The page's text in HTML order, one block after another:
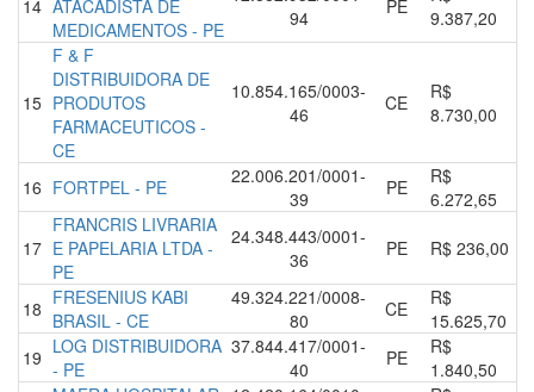
14 ATACADISTA DE
MEDICAMENTOS - PE
94
PE
9.387,20
15
F & F
DISTRIBUIDORA DE
PRODUTOS
FARMACEUTICOS -
CE
10.854.165/0003-
46
CE
R$
8.730,00
16 FORTPEL - PE
22.006.201/0001-
39
PE
R$
6.272,65
17
FRANCRIS LIVRARIA
E PAPELARIA LTDA -
PE
24.348.443/0001-
36
PE R$ 236,00
18 FRESENIUS KABI
BRASIL - CE
49.324.221/0008-
80
CE
R$
15.625,70
19 LOG DISTRIBUIDORA
- PE
37.844.417/0001-
40
PE
R$
1.840,50